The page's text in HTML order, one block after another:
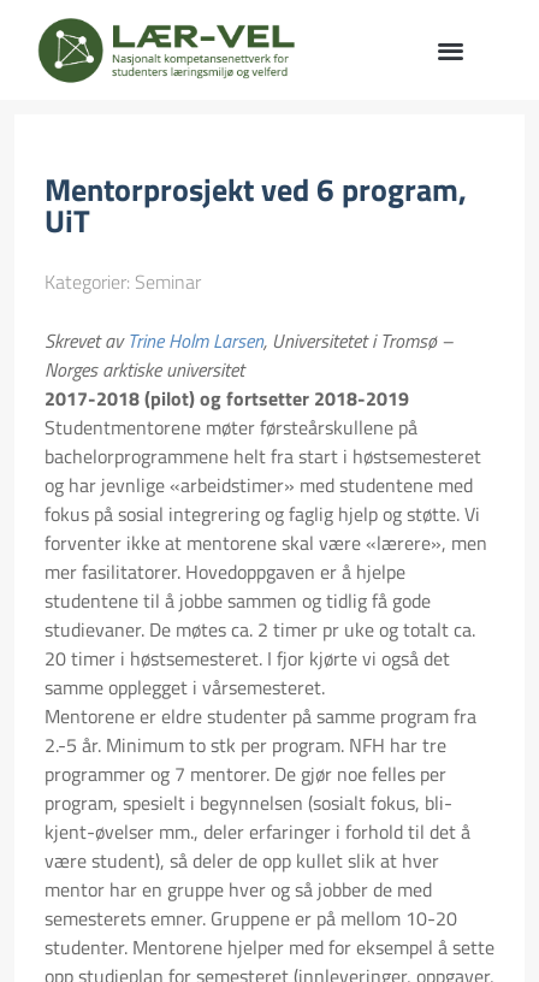
Mentorprosjekt ved 6 program,
UiT
Kategorier: Seminar
Skrevet avTrine Holm Larsen, Universitetet i Tromsø –
Norges arktiske universitet
2017-2018 (pilot) og fortsetter 2018-2019
Studentmentorene møter førsteårskullene på
bachelorprogrammene helt fra start i høstsemesteret
og har jevnlige «arbeidstimer» med studentene med
fokus på sosial integrering og faglig hjelp og støtte. Vi
forventer ikke at mentorene skal være «lærere», men
mer fasilitatorer. Hovedoppgaven er å hjelpe
studentene til å jobbe sammen og tidlig få gode
studievaner. De møtes ca. 2 timer pr uke og totalt ca.
20 timer i høstsemesteret. I fjor kjørte vi også det
samme opplegget i vårsemesteret.
Mentorene er eldre studenter på samme program fra
2.-5 år. Minimum to stk per program. NFH har tre
programmer og 7 mentorer. De gjør noe felles per
program, spesielt i begynnelsen (sosialt fokus, bli-
kjent-øvelser mm., deler erfaringer i forhold til det å
være student), så deler de opp kullet slik at hver
mentor har en gruppe hver og så jobber de med
semesterets emner. Gruppene er på mellom 10-20
studenter. Mentorene hjelper med for eksempel å sette
opp studieplan for semesteret (innleveringer, oppgaver,